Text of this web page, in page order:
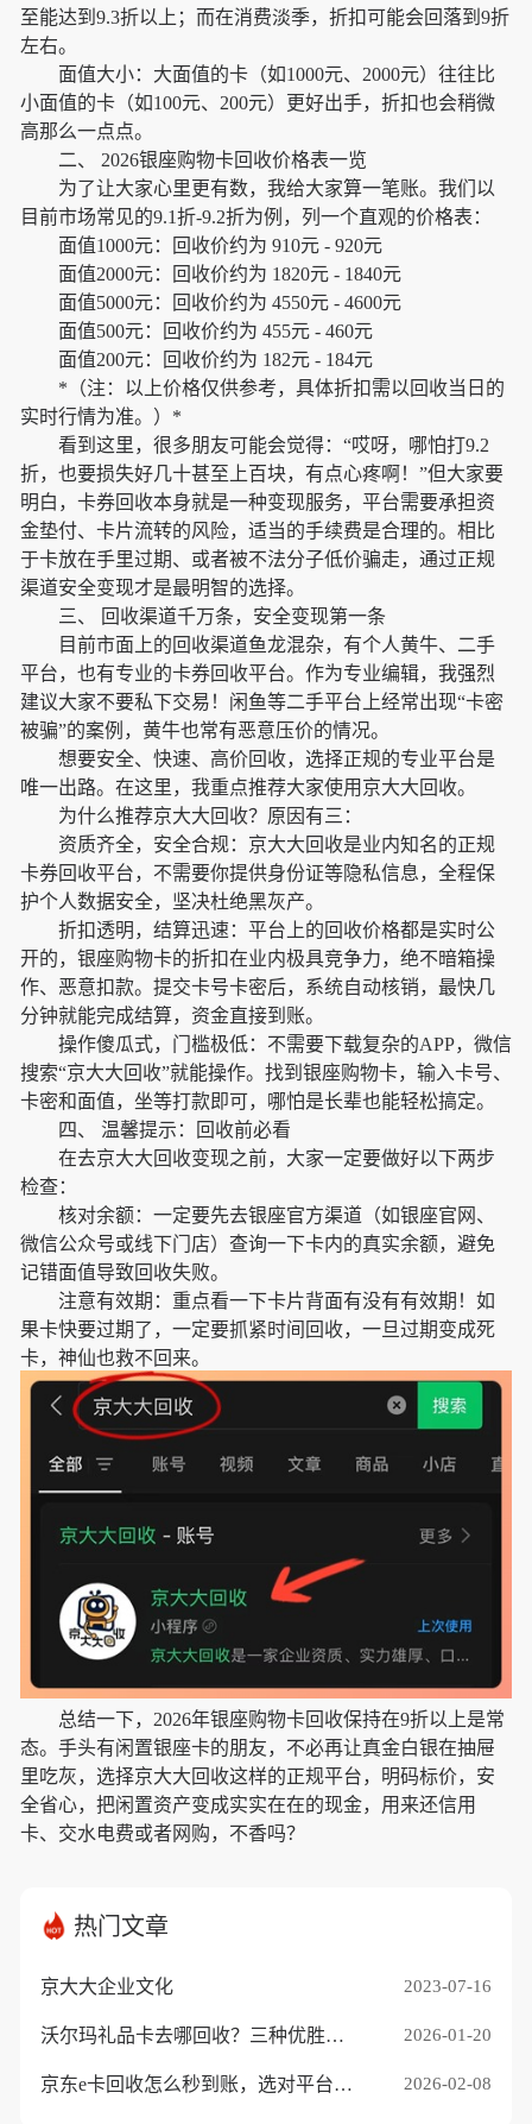
至能达到9.3折以上；而在消费淡季，折扣可能会回落到9折
左右。
面值大小：大面值的卡（如1000元、2000元）往往比
小面值的卡（如100元、200元）更好出手，折扣也会稍微
高那么一点点。
二、 2026银座购物卡回收价格表一览
为了让大家心里更有数，我给大家算一笔账。我们以
目前市场常见的9.1折-9.2折为例，列一个直观的价格表：
面值1000元：回收价约为 910元 - 920元
面值2000元：回收价约为 1820元 - 1840元
面值5000元：回收价约为 4550元 - 4600元
面值500元：回收价约为 455元 - 460元
面值200元：回收价约为 182元 - 184元
*（注：以上价格仅供参考，具体折扣需以回收当日的
实时行情为准。）*
看到这里，很多朋友可能会觉得：“哎呀，哪怕打9.2
折，也要损失好几十甚至上百块，有点心疼啊！”但大家要
明白，卡券回收本身就是一种变现服务，平台需要承担资
金垫付、卡片流转的风险，适当的手续费是合理的。相比
于卡放在手里过期、或者被不法分子低价骗走，通过正规
渠道安全变现才是最明智的选择。
三、 回收渠道千万条，安全变现第一条
目前市面上的回收渠道鱼龙混杂，有个人黄牛、二手
平台，也有专业的卡券回收平台。作为专业编辑，我强烈
建议大家不要私下交易！闲鱼等二手平台上经常出现“卡密
被骗”的案例，黄牛也常有恶意压价的情况。
想要安全、快速、高价回收，选择正规的专业平台是
唯一出路。在这里，我重点推荐大家使用京大大回收。
为什么推荐京大大回收？原因有三：
资质齐全，安全合规：京大大回收是业内知名的正规
卡券回收平台，不需要你提供身份证等隐私信息，全程保
护个人数据安全，坚决杜绝黑灰产。
折扣透明，结算迅速：平台上的回收价格都是实时公
开的，银座购物卡的折扣在业内极具竞争力，绝不暗箱操
作、恶意扣款。提交卡号卡密后，系统自动核销，最快几
分钟就能完成结算，资金直接到账。
操作傻瓜式，门槛极低：不需要下载复杂的APP，微信
搜索“京大大回收”就能操作。找到银座购物卡，输入卡号、
卡密和面值，坐等打款即可，哪怕是长辈也能轻松搞定。
四、 温馨提示：回收前必看
在去京大大回收变现之前，大家一定要做好以下两步
检查：
核对余额：一定要先去银座官方渠道（如银座官网、
微信公众号或线下门店）查询一下卡内的真实余额，避免
记错面值导致回收失败。
注意有效期：重点看一下卡片背面有没有有效期！如
果卡快要过期了，一定要抓紧时间回收，一旦过期变成死
卡，神仙也救不回来。
总结一下，2026年银座购物卡回收保持在9折以上是常
态。手头有闲置银座卡的朋友，不必再让真金白银在抽屉
里吃灰，选择京大大回收这样的正规平台，明码标价，安
全省心，把闲置资产变成实实在在的现金，用来还信用
卡、交水电费或者网购，不香吗？
热门文章
京大大企业文化 2023-07-16
沃尔玛礼品卡去哪回收？三种优胜途径推荐 2026-01-20
京东e卡回收怎么秒到账，选对平台是关键 2026-02-08